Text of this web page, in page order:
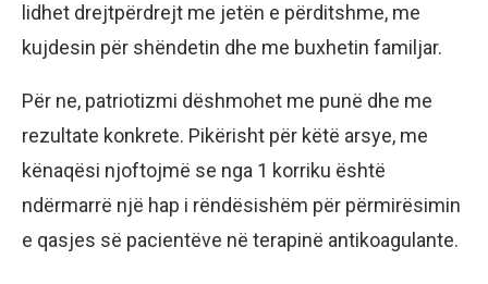
lidhet drejtpërdrejt me jetën e përditshme, me
kujdesin për shëndetin dhe me buxhetin familjar.
Për ne, patriotizmi dëshmohet me punë dhe me
rezultate konkrete. Pikërisht për këtë arsye, me
kënaqësi njoftojmë se nga 1 korriku është
ndërmarrë një hap i rëndësishëm për përmirësimin
e qasjes së pacientëve në terapinë antikoagulante.